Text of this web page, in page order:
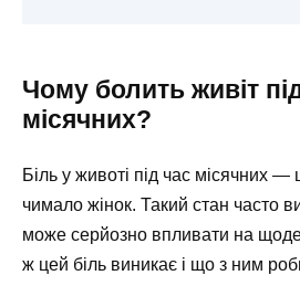
Чому болить живіт
місячних?
Біль у животі під час місячних
чимало жінок. Такий стан часто
може серйозно впливати на
ж цей біль виникає і що з ним